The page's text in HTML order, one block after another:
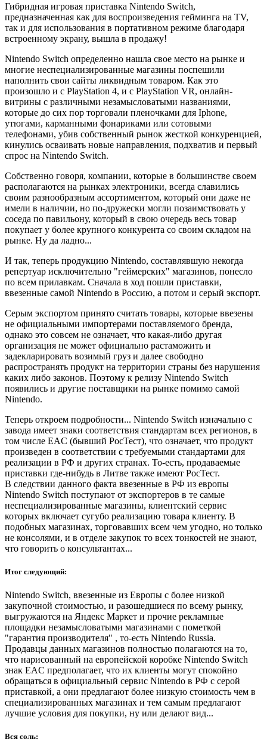
Гибридная игровая приставка Nintendo Switch,
предназначенная как для воспроизведения гейминга на TV,
так и для использования в портативном режиме благодаря
встроенному экрану, вышла в продажу!
Nintendo Switch определенно нашла свое место на рынке и
многие неспециализированные магазины поспешили
наполнить свои сайты ликвидным товаром. Как это
произошло и с PlayStation 4, и с PlayStation VR, онлайн-
витрины с различными незамысловатыми названиями,
которые до сих пор торговали пленочками для Iphone,
утюгами, карманными фонариками или сотовыми
телефонами, убив собственный рынок жесткой конкуренцией,
кинулись осваивать новые направления, подхватив и первый
спрос на Nintendo Switch.
Собственно говоря, компании, которые в большинстве своем
располагаются на рынках электроники, всегда славились
своим разнообразным ассортиментом, который они даже не
имели в наличии, но по-дружески могли позаимствовать у
соседа по павильону, который в свою очередь весь товар
покупает у более крупного конкурента со своим складом на
рынке. Ну да ладно...
И так, теперь продукцию Nintendo, составлявшую некогда
репертуар исключительно "геймерских" магазинов, понесло
по всем прилавкам. Сначала в ход пошли приставки,
ввезенные самой Nintendo в Россию, а потом и серый экспорт.
Серым экспортом принято считать товары, которые ввезены
не официальными импортерами поставляемого бренда,
однако это совсем не означает, что какая-либо другая
организация не может официально растаможить и
задекларировать возимый груз и далее свободно
распространять продукт на территории страны без нарушения
каких либо законов. Поэтому к релизу Nintendo Switch
появились и другие поставщики на рынке помимо самой
Nintendo.
Теперь откроем подробности... Nintendo Switch изначально с
завода имеет знаки соответствия стандартам всех регионов, в
том числе EAC (бывший РосТест), что означает, что продукт
произведен в соответствии с требуемыми стандартами для
реализации в РФ и других странах. То-есть, продаваемые
приставки где-нибудь в Литве также имеют РосТест.
В следствии данного факта ввезенные в РФ из европы
Nintendo Switch поступают от экспортеров в те самые
неспециализированные магазины, клиентский сервис
которых включает сугубо реализацию товара клиенту. В
подобных магазинах, торговавших всем чем угодно, но только
не консолями, и в отделе закупок то всех тонкостей не знают,
что говорить о консультантах...
Итог следующий:
Nintendo Switch, ввезенные из Европы с более низкой
закупочной стоимостью, и разошедшиеся по всему рынку,
выгружаются на Яндекс Маркет и прочие рекламные
площадки незамысловатыми магазинами с пометкой
"гарантия производителя" , то-есть Nintendo Russia.
Продавцы данных магазинов полностью полагаются на то,
что нарисованный на европейской коробке Nintendo Switch
знак EAC предполагает, что их клиенты могут спокойно
обращаться в официальный сервис Nintendo в РФ c серой
приставкой, а они предлагают более низкую стоимость чем в
специализированных магазинах и тем самым предлагают
лучшие условия для покупки, ну или делают вид...
Вся соль: